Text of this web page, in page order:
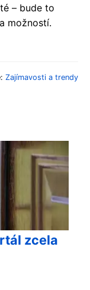
– bude to
možností.
Zajímavosti a trendy
zcela